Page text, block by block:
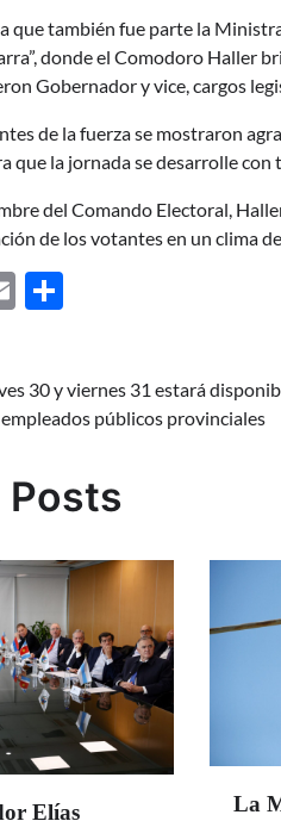
que también fue parte la
donde el Comodoro Haller
Gobernador y vice, cargos
de la fuerza se mostraron
que la jornada se desarrolle
del Comando Electoral,
de los votantes en un clima
Email
30 y viernes 31 estará
públicos provinciales
Posts
Elías
La